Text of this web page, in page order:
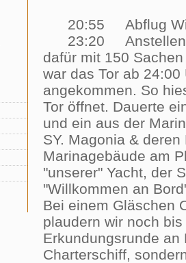
20:55 Abflug
23:20 Anstellen
dafür mit 150
war das Tor ab
angekommen. So
Tor öffnet. Dauerte
und ein aus der
SY. Magonia &
Marinagebäude am
"unserer" Yacht, der
"Willkommen an
Bei einem Gläschen
plaudern wir noch
Erkundungsrunde
Charterschiff,